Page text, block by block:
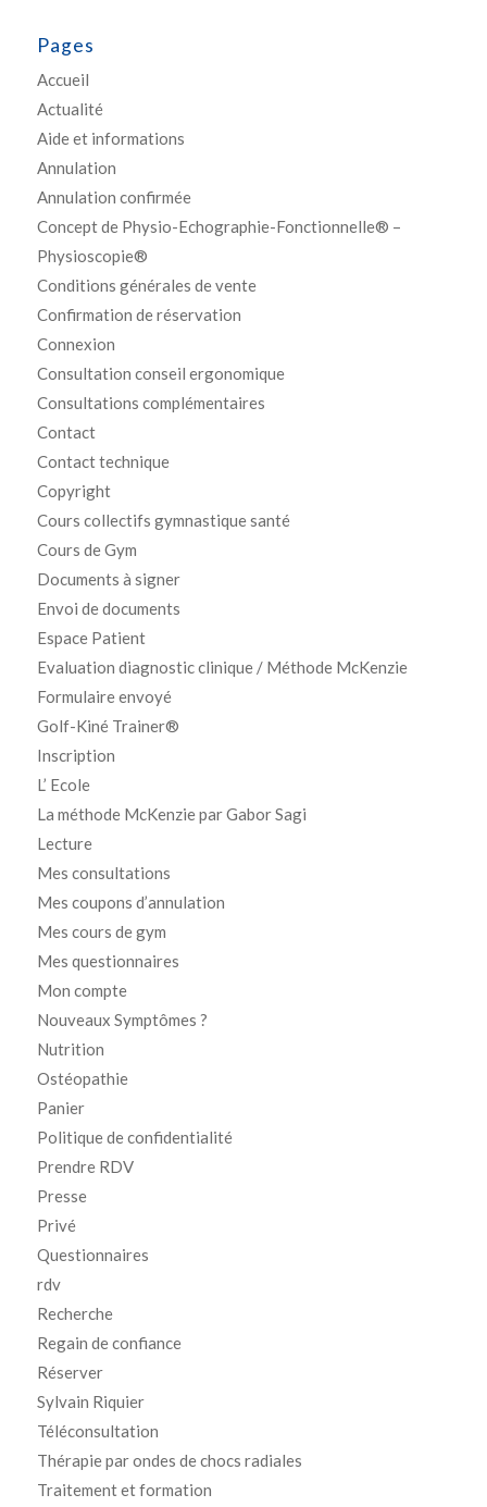
Pages
Accueil
Actualité
Aide et informations
Annulation
Annulation confirmée
Concept de Physio-Echographie-Fonctionnelle® –
Physioscopie®
Conditions générales de vente
Confirmation de réservation
Connexion
Consultation conseil ergonomique
Consultations complémentaires
Contact
Contact technique
Copyright
Cours collectifs gymnastique santé
Cours de Gym
Documents à signer
Envoi de documents
Espace Patient
Evaluation diagnostic clinique / Méthode McKenzie
Formulaire envoyé
Golf-Kiné Trainer®
Inscription
L’ Ecole
La méthode McKenzie par Gabor Sagi
Lecture
Mes consultations
Mes coupons d’annulation
Mes cours de gym
Mes questionnaires
Mon compte
Nouveaux Symptômes ?
Nutrition
Ostéopathie
Panier
Politique de confidentialité
Prendre RDV
Presse
Privé
Questionnaires
rdv
Recherche
Regain de confiance
Réserver
Sylvain Riquier
Téléconsultation
Thérapie par ondes de chocs radiales
Traitement et formation